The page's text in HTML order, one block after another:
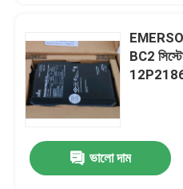
ABB 800xa
বেন্টলি নেভাদা অংশ
জিই পিএলসি
BC2
ভালো দাম